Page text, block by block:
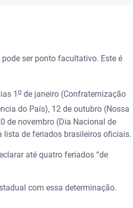
ser ponto facultativo. Este é
1 o de janeiro (Confraternização
do País), 12 de outubro (Nossa
de novembro (Dia Nacional de
lista de feriados brasileiros oficiais.
até quatro feriados “de
com essa determinação.